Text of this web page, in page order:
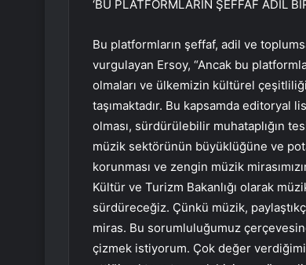
‘BU PLATFORMLARIN ŞEFFAF ADİL
Bu platformların şeffaf, adil ve
vurgulayan Ersoy, “Ancak bu
olmaları ve ülkemizin kültürel
taşımaktadır. Bu kapsamda editoryal
olması, sürdürülebilir muhataplığın
müzik sektörünün büyüklüğüne ve
korunması ve zengin müzik
Kültür ve Turizm Bakanlığı olarak
sürdüreceğiz. Çünkü müzik,
miras. Bu sorumluluğumuz
çizmek istiyorum. Çok değer